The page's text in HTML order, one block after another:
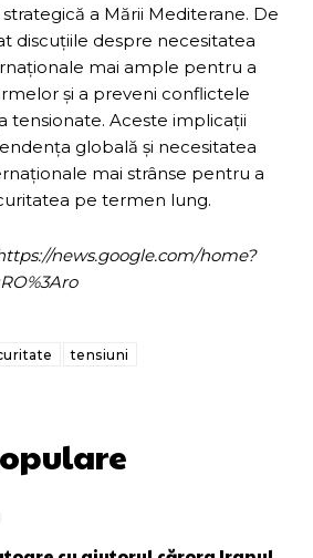
a Mării Mediterane. De
discuțiile despre necesitatea
mai ample pentru a
și a preveni conflictele
tensionate. Aceste implicații
globală și necesitatea
mai strânse pentru a
pe termen lung.
news.google.com/home?
tensiuni